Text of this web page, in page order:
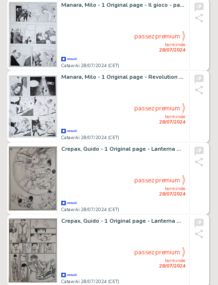
Manara, Milo - 1 Original page - Il gioco - pag. 30
Catawiki 28/07/2024 (CET)
terminée
28/07/2024
passez premium
Manara, Milo - 1 Original page - Revolution - pag. 33 - 2000
Catawiki 28/07/2024 (CET)
terminée
28/07/2024
passez premium
Crepax, Guido - 1 Original page - Lanterna Magica - 1977
Catawiki 28/07/2024 (CET)
terminée
28/07/2024
passez premium
Crepax, Guido - 1 Original page - Lanterna Magica - 1976
Catawiki 28/07/2024 (CET)
terminée
28/07/2024
passez premium